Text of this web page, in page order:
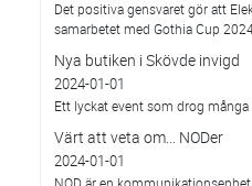
Det positiva gensvaret gör att
samarbetet med Gothia Cup
Nya butiken i Skövde invigd
2024-01-01
Ett lyckat event som drog många
Värt att veta om... NODer
2024-01-01
NOD är en